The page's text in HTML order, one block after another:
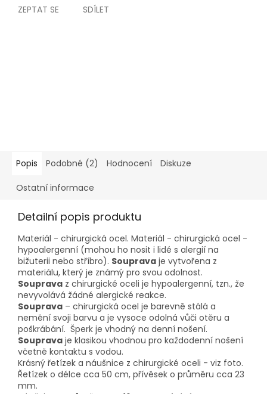
ZEPTAT SE SDÍLET
Popis Podobné (2) Hodnocení Diskuze
Ostatní informace
Detailní popis produktu
Materiál - chirurgická ocel. Materiál - chirurgická ocel -
hypoalergenní (mohou ho nosit i lidé s alergií na
bižuterii nebo stříbro). Souprava je vytvořena z
materiálu, který je známý pro svou odolnost.
Souprava z chirurgické oceli je hypoalergenní, tzn., že
nevyvolává žádné alergické reakce.
Souprava – chirurgická ocel je barevně stálá a
nemění svoji barvu a je vysoce odolná vůči otěru a
poškrábání. Šperk je vhodný na denní nošení.
Souprava je klasikou vhodnou pro každodenní nošení
včetně kontaktu s vodou.
Krásný řetízek a náušnice z chirurgické oceli - viz foto.
Řetízek o délce cca 50 cm, přívěsek o průměru cca 23
mm.